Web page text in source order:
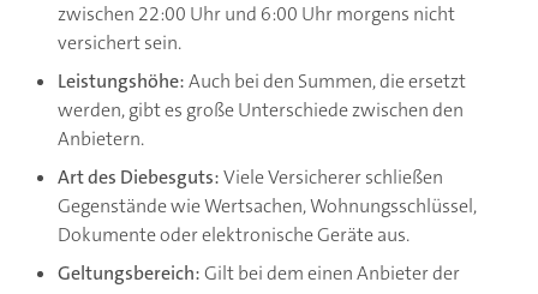
zwischen 22:00 Uhr und 6:00 Uhr morgens nicht
versichert sein.
Leistungshöhe:Auch bei den Summen, die ersetzt
werden, gibt es große Unterschiede zwischen den
Anbietern.
Art des Diebesguts:Viele Versicherer schließen
Gegenstände wie Wertsachen, Wohnungsschlüssel,
Dokumente oder elektronische Geräte aus.
Geltungsbereich:Gilt bei dem einen Anbieter der